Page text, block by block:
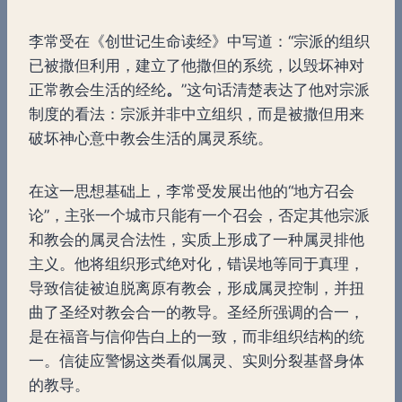
李常受在《创世记生命读经》中写道：“宗派的组织
已被撒但利用，建立了他撒但的系统，以毁坏神对
正常教会生活的经纶。 ”这句话清楚表达了他对宗派
制度的看法：宗派并非中立组织，而是被撒但用来
破坏神心意中教会生活的属灵系统。
在这一思想基础上，李常受发展出他的“地方召会
论”，主张一个城市只能有一个召会，否定其他宗派
和教会的属灵合法性，实质上形成了一种属灵排他
主义。他将组织形式绝对化，错误地等同于真理，
导致信徒被迫脱离原有教会，形成属灵控制，并扭
曲了圣经对教会合一的教导。圣经所强调的合一，
是在福音与信仰告白上的一致，而非组织结构的统
一。信徒应警惕这类看似属灵、实则分裂基督身体
的教导。